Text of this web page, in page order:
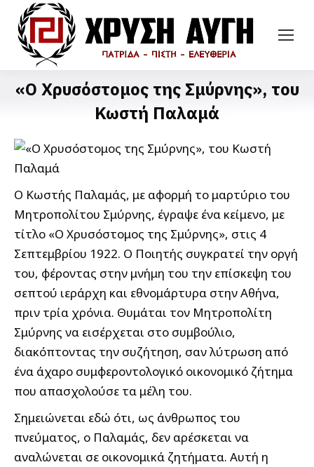
«Ο Χρυσόστομος της Σμύρνης», του
Κωστή Παλαμά
Ο Κωστής Παλαμάς, με αφορμή το μαρτύριο του
Μητροπολίτου Σμύρνης, έγραψε ένα κείμενο, με
τίτλο «Ο Χρυσόστομος της Σμύρνης», στις 4
Σεπτεμβρίου 1922. Ο Ποιητής συγκρατεί την οργή
του, φέροντας στην μνήμη του την επίσκεψη του
σεπτού ιεράρχη και εθνομάρτυρα στην Αθήνα,
πριν τρία χρόνια. Θυμάται τον Μητροπολίτη
Σμύρνης να εισέρχεται στο συμβούλιο,
διακόπτοντας την συζήτηση, σαν λύτρωση από
ένα άχαρο συμφεροντολογικό οικονομικό ζήτημα
που απασχολούσε τα μέλη του.
Σημειώνεται εδώ ότι, ως άνθρωπος του
πνεύματος, ο Παλαμάς, δεν αρέσκεται να
αναλώνεται σε οικονομικά ζητήματα. Αυτή η